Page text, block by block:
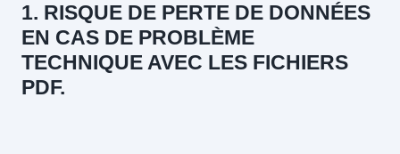
1. RISQUE DE PERTE DE DONNÉES
EN CAS DE PROBLÈME
TECHNIQUE AVEC LES FICHIERS
PDF.